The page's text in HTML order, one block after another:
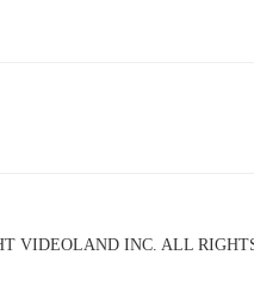
VIDEOLAND INC. ALL